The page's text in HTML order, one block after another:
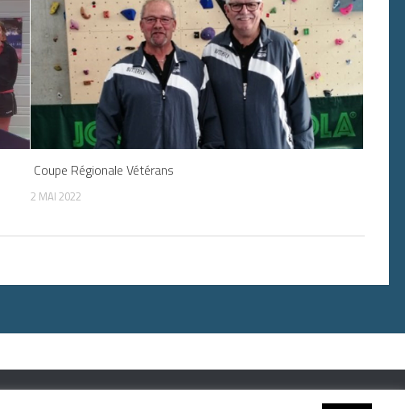
Coupe Régionale Vétérans
2 MAI 2022